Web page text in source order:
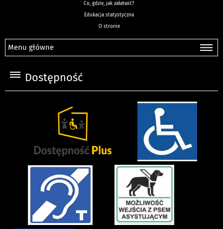
Co, gdzie, jak załatwić?
Edukacja statystyczna
O stronie
Menu główne
Dostępność